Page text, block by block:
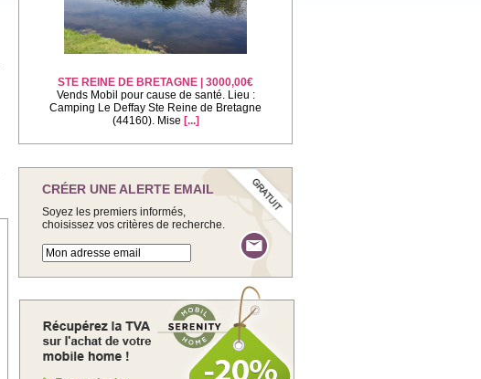
STE REINE DE BRETAGNE | 3000,00€
Vends Mobil pour cause de santé. Lieu :
Camping Le Deffay Ste Reine de Bretagne
(44160). Mise [...]
CRÉER UNE ALERTE EMAIL
Soyez les premiers informés,
choisissez vos critères de recherche.